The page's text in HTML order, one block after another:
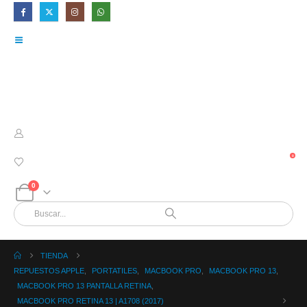
0
0
TIENDA
REPUESTOS APPLE
PORTATILES MACBOOK PRO MACBOOK PRO 13
MACBOOK PRO 13 PANTALLA RETINA
MACBOOK PRO RETINA 13 | A1708 (2017)